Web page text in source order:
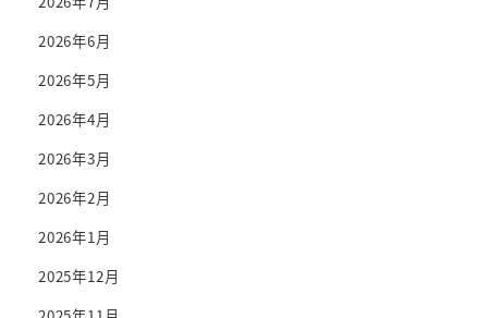
2026年6月
2026年5月
2026年4月
2026年3月
2026年2月
2026年1月
2025年12月